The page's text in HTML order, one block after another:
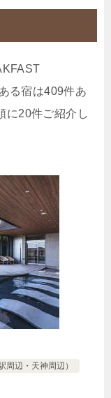
ツインルーム
合計（税込）
る宿は409件あ
に20件ご紹介し
周辺・天神周辺）